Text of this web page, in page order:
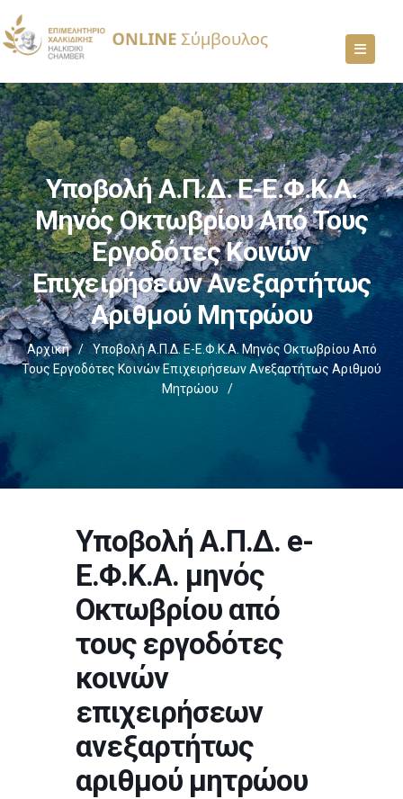
Υποβολή Α.Π.Δ. E-Ε.Φ.Κ.Α.
Μηνός Οκτωβρίου Από Τους
Εργοδότες Κοινών
Επιχειρήσεων Ανεξαρτήτως
Αριθμού Μητρώου
Αρχική /
Υποβολή Α.Π.Δ. E-Ε.Φ.Κ.Α. Μηνός Οκτωβρίου Από
Τους Εργοδότες Κοινών Επιχειρήσεων Ανεξαρτήτως Αριθμού
Μητρώου
/
Υποβολή Α.Π.Δ. e-
Ε.Φ.Κ.Α. μηνός
Οκτωβρίου από
τους εργοδότες
κοινών
επιχειρήσεων
ανεξαρτήτως
αριθμού μητρώου